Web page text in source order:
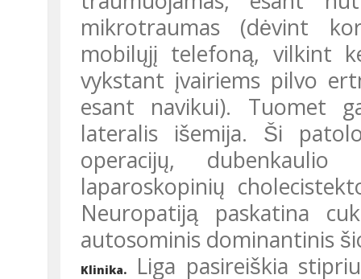
mikrotraumas (dėvint
mobilųjį telefoną, vilkint
vykstant įvairiems pilvo
esant navikui). Tuomet
lateralis išemija. Ši
operacijų, dubenkaulio
laparoskopinių
Neuropatiją paskatina
autosominis dominantinis
Klinika.
Liga pasireiškia